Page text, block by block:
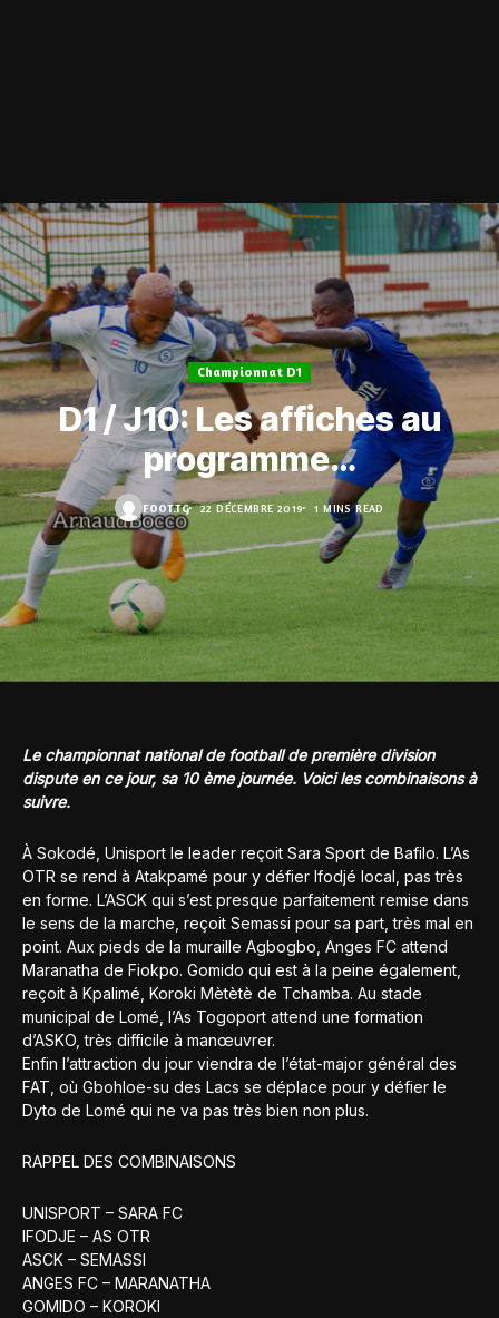
Championnat D1
D1 / J10: Les affiches au
programme…
FOOT.TG 22 DÉCEMBRE 2019 1 MINS READ
Le championnat national de football de première division
dispute en ce jour, sa 10 ème journée. Voici les combinaisons à
suivre.
À Sokodé, Unisport le leader reçoit Sara Sport de Bafilo. L’As
OTR se rend à Atakpamé pour y défier Ifodjé local, pas très
en forme. L’ASCK qui s’est presque parfaitement remise dans
le sens de la marche, reçoit Semassi pour sa part, très mal en
point. Aux pieds de la muraille Agbogbo, Anges FC attend
Maranatha de Fiokpo. Gomido qui est à la peine également,
reçoit à Kpalimé, Koroki Mètètè de Tchamba. Au stade
municipal de Lomé, l’As Togoport attend une formation
d’ASKO, très difficile à manœuvrer.
Enfin l’attraction du jour viendra de l’état-major général des
FAT, où Gbohloe-su des Lacs se déplace pour y défier le
Dyto de Lomé qui ne va pas très bien non plus.
RAPPEL DES COMBINAISONS
UNISPORT – SARA FC
IFODJE – AS OTR
ASCK – SEMASSI
ANGES FC – MARANATHA
GOMIDO – KOROKI